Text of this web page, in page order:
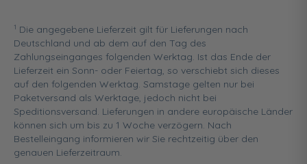
1 Die angegebene Lieferzeit gilt für Lieferungen nach
Deutschland und ab dem auf den Tag des
Zahlungseinganges folgenden Werktag. Ist das Ende der
Lieferzeit ein Sonn- oder Feiertag, so verschiebt sich dieses
auf den folgenden Werktag. Samstage gelten nur bei
Paketversand als Werktage, jedoch nicht bei
Speditionsversand. Lieferungen in andere europäische Länder
können sich um bis zu 1 Woche verzögern. Nach
Bestelleingang informieren wir Sie rechtzeitig über den
genauen Lieferzeitraum.